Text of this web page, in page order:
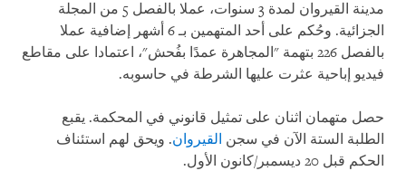
مدينة القيروان لمدة 3
سنوات، عملا بالفصل 5 من المجلة
الجزائية. وحُكم على أحد المتهمين بـ 6 أشهر إضافية عملا
بالفصل 226 بتهمة "المجاهرة عمدًا بفُحش"، اعتمادا على مقاطع
فيديو إباحية عثرت عليها الشرطة في حاسوبه.
حصل متهمان اثنان على تمثيل قانوني في المحكمة. يقبع
الطلبة الستة الآن في سجن القيروان. ويحق لهم استئناف
الحكم قبل 20 ديسمبر/كانون الأول.